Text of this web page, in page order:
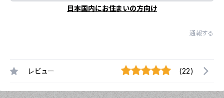
日本国内にお住まいの方向け
通報する
レビュー (22)